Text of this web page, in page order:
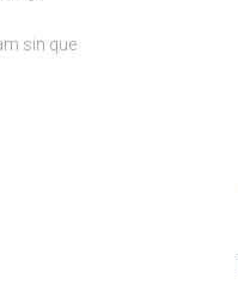
sin que